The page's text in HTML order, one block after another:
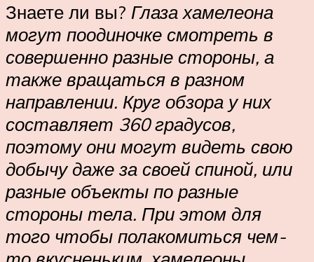
Знаете ли вы? Глаза хамелеона
могут поодиночке смотреть в
совершенно разные стороны, а
также вращаться в разном
направлении. Круг обзора у них
составляет 360 градусов,
поэтому они могут видеть свою
добычу даже за своей спиной, или
разные объекты по разные
стороны тела. При этом для
того чтобы полакомиться чем-